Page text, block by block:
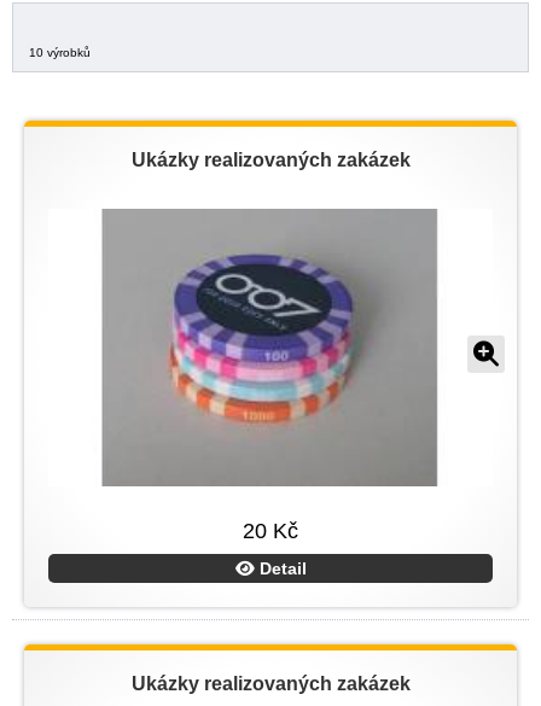
10 výrobků
Ukázky realizovaných zakázek
20 Kč
Detail
Ukázky realizovaných zakázek